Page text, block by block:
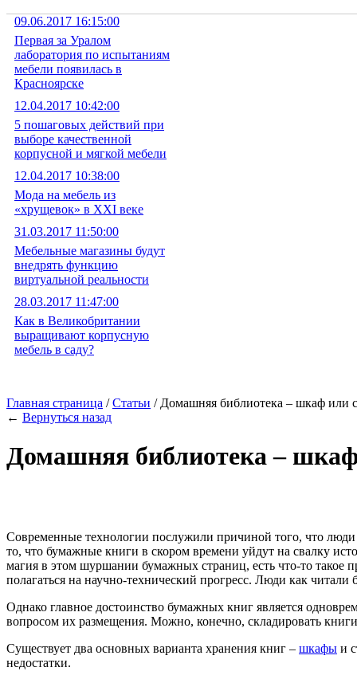
09.06.2017 16:15:00
Первая за Уралом
лаборатория по испытаниям
мебели появилась в
Красноярске
12.04.2017 10:42:00
5 пошаговых действий при
выборе качественной
корпусной и мягкой мебели
12.04.2017 10:38:00
Мода на мебель из
«хрущевок» в XXI веке
31.03.2017 11:50:00
Мебельные магазины будут
внедрять функцию
виртуальной реальности
28.03.2017 11:47:00
Как в Великобритании
выращивают корпусную
мебель в саду?
Главная страница /Статьи / Домашняя библиотека – шкаф или
← Вернуться назад
Домашняя библиотека –
Современные технологии послужили причиной того, что
то, что бумажные книги в скором времени уйдут на свалку
магия в этом шуршании бумажных страниц, есть что-то такое
полагаться на научно-технический прогресс. Люди как
Однако главное достоинство бумажных книг является
вопросом их размещения. Можно, конечно, складировать
Существует два основных варианта хранения книг – шкафы и
недостатки.